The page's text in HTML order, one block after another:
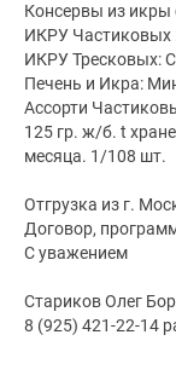
Консервы из икры
ИКРУ Частиковых
ИКРУ Тресковых:
Печень и Икра:
Ассорти
125 гр. ж/б. t
месяца. 1/108 шт.
Отгрузка из г.
Договор,
С уважением
Стариков Олег
8 (925) 421-22-14